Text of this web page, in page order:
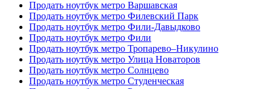
Продать ноутбук метро Варшавская
Продать ноутбук метро Филевский Парк
Продать ноутбук метро Фили-Давыдково
Продать ноутбук метро Фили
Продать ноутбук метро Тропарево–Никулино
Продать ноутбук метро Улица Новаторов
Продать ноутбук метро Солнцево
Продать ноутбук метро Студенческая